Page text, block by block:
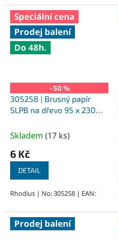
Speciální cena
Prodej balení
Do 48h.
–50 %
305258 | Brusný papír
SLPB na dřevo 95 x 230
Skladem (17 ks)
6 Kč
DETAIL
Rhodius | No: 305258 | EAN:
Prodej balení